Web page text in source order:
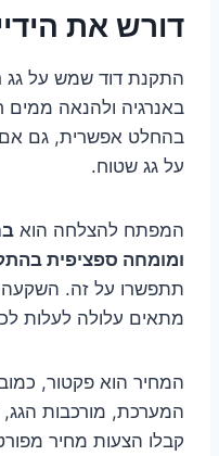
דורש את
התקנת דוד שמש על גג
באנרגיה ולהנאה
בהחלט אפשרית, גם אם
על גג שטוח.
המפתח להצלחה הוא
ומומחה ספציפית
תתפשרו על זה. השקעה
מתאים עלולה לעלות
המחיר הוא פקטור,
המערכת, מורכבות
קבלו הצעות מחיר